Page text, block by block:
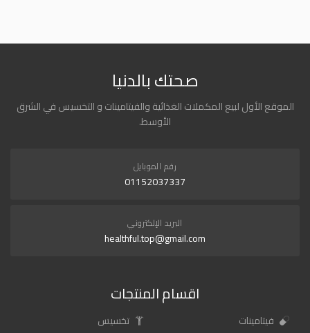
صحتك بالدنيا
الموقع الأول لبيع المكملات الغذائية والفيتامينات و التخسيس في الشرق
الأوسط.
رقم الموبايل
01152037337
البريد الإلكتروني
healthful.top@gmail.com
اقسام المنتجات
فيتامينات
تخسيس